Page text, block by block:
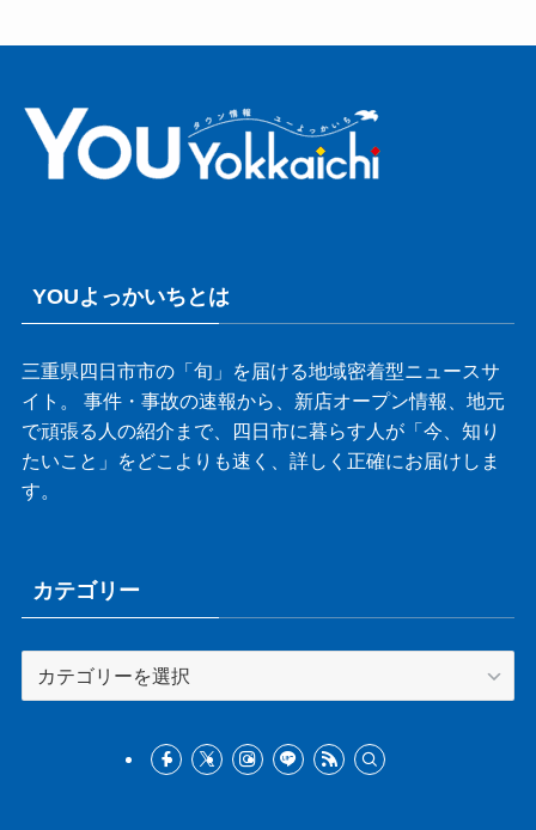
YOUよっかいちとは
三重県四日市市の「旬」を届ける地域密着型ニュースサ
イト。 事件・事故の速報から、新店オープン情報、地元
で頑張る人の紹介まで、四日市に暮らす人が「今、知り
たいこと」をどこよりも速く、詳しく正確にお届けしま
す。
カテゴリー
テ